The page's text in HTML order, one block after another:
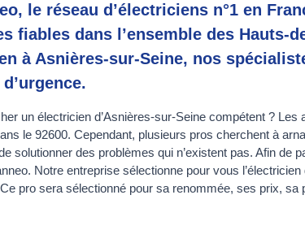
le réseau d’électriciens n°1 en
fiables dans l’ensemble des Hauts-
à Asnières-sur-Seine, nos
un électricien d’Asnières-sur-Seine compétent ? Les
le 92600. Cependant, plusieurs pros cherchent à
solutionner des problèmes qui n’existent pas. Afin de
Notre entreprise sélectionne pour vous
pro sera sélectionné pour sa renommée, ses prix, sa